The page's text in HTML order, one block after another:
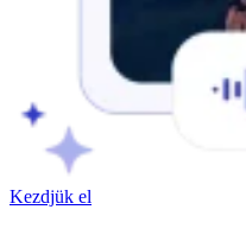
Kezdjük el